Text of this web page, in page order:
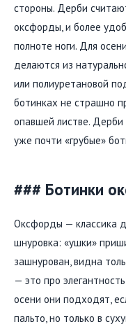
стороны. Дерби
оксфорды, и более
полноте ноги. Для
делаются из
или полиуретановой
ботинках не страшно
опавшей листве.
уже почти «грубые»
### Ботинки
Оксфорды — классика
шнуровка: «ушки»
зашнурован, видна
— это про
осени они подходят,
пальто, но только в